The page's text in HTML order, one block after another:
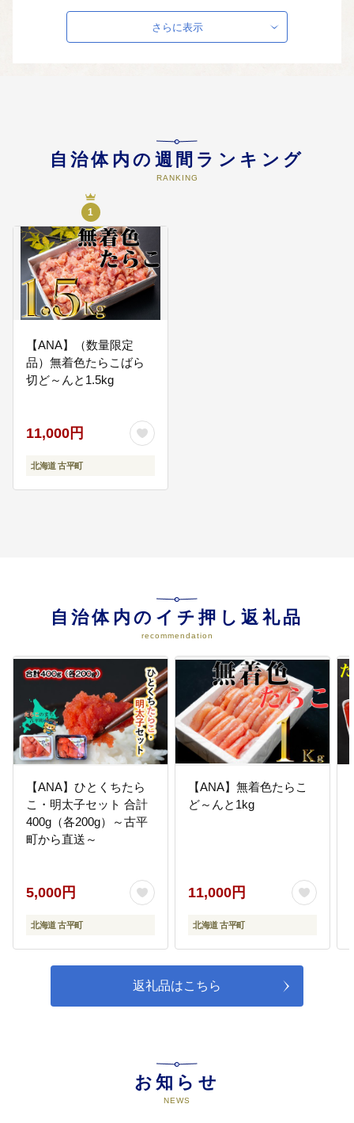
さらに表示
自治体内の週間ランキング
RANKING
1
【ANA】（数量限定
品）無着色たらこばら
切ど～んと1.5kg
11,000円
北海道 古平町
自治体内のイチ押し返礼品
recommendation
【ANA】ひとくちたら
こ・明太子セット 合計
400g（各200g）～古平
町から直送～
5,000円
北海道 古平町
【ANA】無着色たらこ
ど～んと1kg
11,000円
北海道 古平町
返礼品はこちら
お知らせ
NEWS